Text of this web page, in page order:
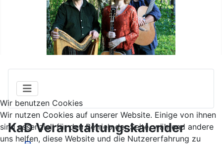
KaD Veranstaltungskalender
Wir benutzen Cookies
Wir nutzen Cookies auf unserer Website. Einige von ihnen
sind essenziell für den Betrieb der Seite, während andere
uns helfen, diese Website und die Nutzererfahrung zu